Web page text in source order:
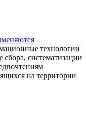
технологии
систематизации
на территории